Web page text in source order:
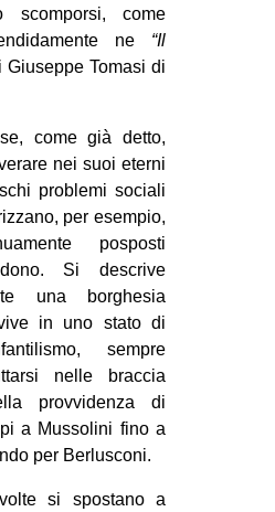
scomporsi, come
ne “Il
Tomasi di
come già detto,
nei suoi eterni
problemi sociali
per esempio,
posposti
Si descrive
una borghesia
in uno stato di
sempre
nelle braccia
provvidenza di
a Mussolini fino a
per Berlusconi.
si spostano a